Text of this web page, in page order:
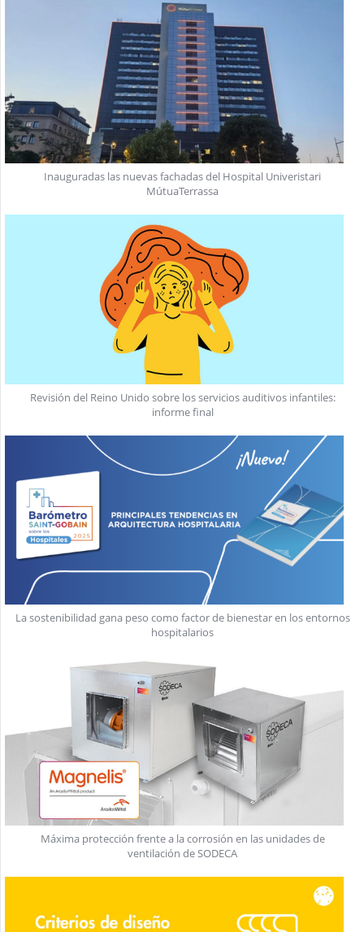
Inauguradas las nuevas fachadas del Hospital Univeristari
MútuaTerrassa
Revisión del Reino Unido sobre los servicios auditivos infantiles:
informe final
La sostenibilidad gana peso como factor de bienestar en los entornos
hospitalarios
Máxima protección frente a la corrosión en las unidades de
ventilación de SODECA